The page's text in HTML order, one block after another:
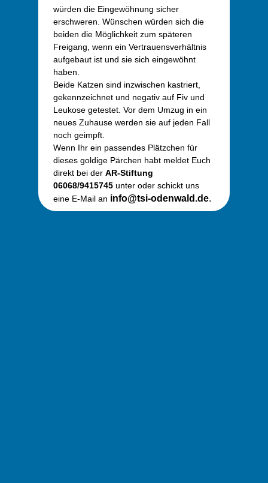
würden die Eingewöhnung sicher
erschweren. Wünschen würden sich die
beiden die Möglichkeit zum späteren
Freigang, wenn ein Vertrauensverhältnis
aufgebaut ist und sie sich eingewöhnt
haben.
Beide Katzen sind inzwischen kastriert,
gekennzeichnet und negativ auf Fiv und
Leukose getestet. Vor dem Umzug in ein
neues Zuhause werden sie auf jeden Fall
noch geimpft.
Wenn Ihr ein passendes Plätzchen für
dieses goldige Pärchen habt meldet Euch
direkt bei der AR-Stiftung
06068/9415745 unter oder schickt uns
eine E-Mail an info@tsi-odenwald.de.